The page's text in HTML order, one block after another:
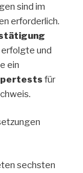
sind im
erforderlich.
erfolgte und
ein
für
sechsten